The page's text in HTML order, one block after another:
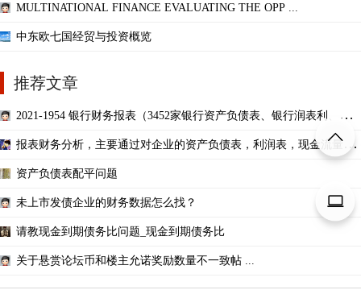
MULTINATIONAL FINANCE EVALUATING THE OPP ...
中东欧七国经贸与投资概览
推荐文章
2021-1954 银行财务报表（3452家银行资产负债表、银行润表利、银
报表财务分析，主要通过对企业的资产负债表，利润表，现金流量
资产负债表配平问题
未上市发债企业的财务数据怎么找？
请教现金到期债务比问题_现金到期债务比
关于悬赏论坛币和楼主允诺奖励数量不一致帖 ...